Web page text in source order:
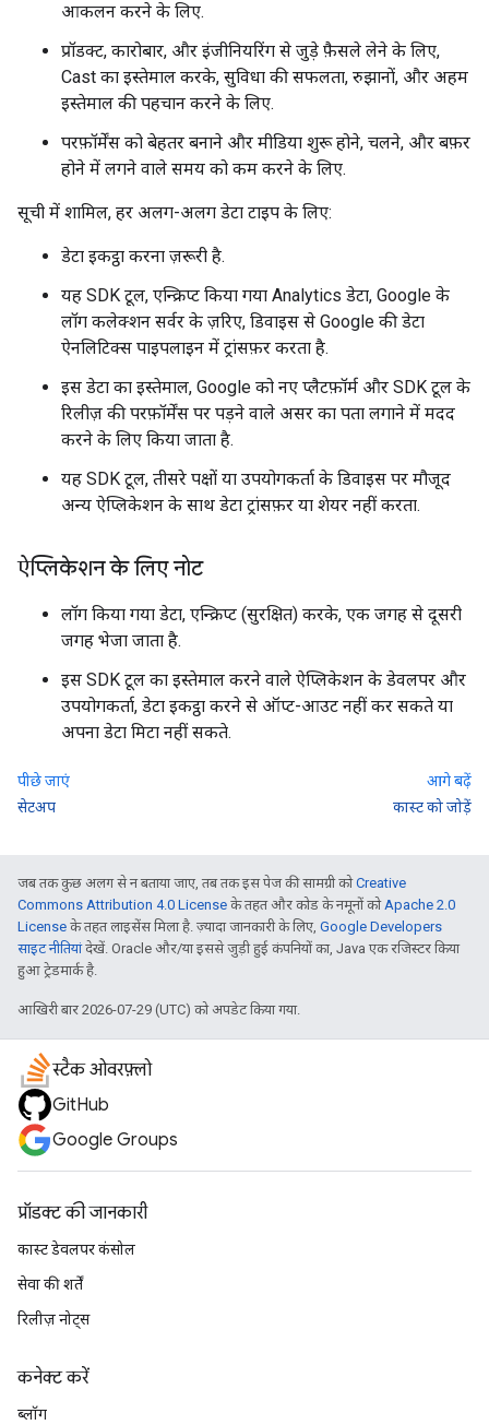
आकलन करने के लिए.
प्रॉडक्ट, कारोबार, और इंजीनियरिंग से जुड़े फ़ैसले लेने के लिए,
Cast का इस्तेमाल करके, सुविधा की सफलता, रुझानों, और अहम
इस्तेमाल की पहचान करने के लिए.
परफ़ॉर्मेंस को बेहतर बनाने और मीडिया शुरू होने, चलने, और बफ़र
होने में लगने वाले समय को कम करने के लिए.
सूची में शामिल, हर अलग-अलग डेटा टाइप के लिए:
डेटा इकट्ठा करना ज़रूरी है.
यह SDK टूल, एन्क्रिप्ट किया गया Analytics डेटा, Google के
लॉग कलेक्शन सर्वर के ज़रिए, डिवाइस से Google की डेटा
ऐनलिटिक्स पाइपलाइन में ट्रांसफ़र करता है.
इस डेटा का इस्तेमाल, Google को नए प्लैटफ़ॉर्म और SDK टूल के
रिलीज़ की परफ़ॉर्मेंस पर पड़ने वाले असर का पता लगाने में मदद
करने के लिए किया जाता है.
यह SDK टूल, तीसरे पक्षों या उपयोगकर्ता के डिवाइस पर मौजूद
अन्य ऐप्लिकेशन के साथ डेटा ट्रांसफ़र या शेयर नहीं करता.
ऐप्लिकेशन के लिए नोट
लॉग किया गया डेटा, एन्क्रिप्ट (सुरक्षित) करके, एक जगह से दूसरी
जगह भेजा जाता है.
इस SDK टूल का इस्तेमाल करने वाले ऐप्लिकेशन के डेवलपर और
उपयोगकर्ता, डेटा इकट्ठा करने से ऑप्ट-आउट नहीं कर सकते या
अपना डेटा मिटा नहीं सकते.
पीछे जाएं
सेटअप
आगे बढ़ें
कास्ट को जोड़ें
जब तक कुछ अलग से न बताया जाए, तब तक इस पेज की सामग्री कोCreative
Commons Attribution 4.0 License के तहत और कोड के नमूनों कोApache 2.0
License के तहत लाइसेंस मिला है. ज़्यादा जानकारी के लिए, Google Developers
साइट नीतियांदेखें. Oracle और/या इससे जुड़ी हुई कंपनियों का, Java एक रजिस्टर किया
हुआ ट्रेडमार्क है.
आखिरी बार 2026-07-29 (UTC) को अपडेट किया गया.
स्टैक ओवरफ़्लो
GitHub
Google Groups
प्रॉडक्ट की जानकारी
कास्ट डेवलपर कंसोल
सेवा की शर्तें
रिलीज़ नोट्स
कनेक्ट करें
ब्लॉग